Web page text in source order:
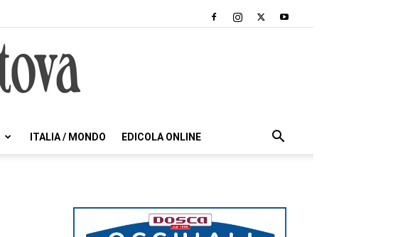
ITALIA / MONDO EDICOLA ONLINE